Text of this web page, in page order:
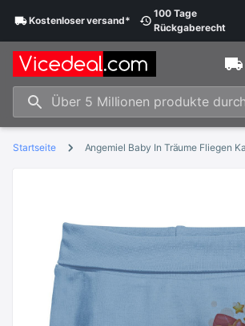
Kostenloserversand*
100 Tage
Rückgaberecht
Startseite